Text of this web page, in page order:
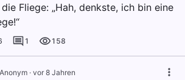
Fliege: „Hah, denkste, ich bin eine
1 158
Anonym · vor 8 Jahren